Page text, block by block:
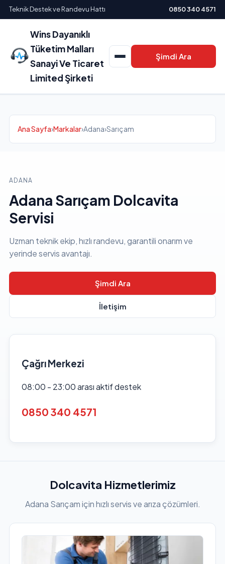
Teknik Destek ve Randevu Hattı 0850 340 4571
Wins Dayanıklı
Tüketim Malları
Sanayi Ve Ticaret
Limited Şirketi
Şimdi Ara
Ana Sayfa›Markalar›Adana›Sarıçam
ADANA
Adana Sarıçam Dolcavita
Servisi
Uzman teknik ekip, hızlı randevu, garantili onarım ve
yerinde servis avantajı.
Şimdi Ara
İletişim
Çağrı Merkezi
08:00 - 23:00 arası aktif destek
0850 340 4571
Dolcavita Hizmetlerimiz
Adana Sarıçam için hızlı servis ve arıza çözümleri.